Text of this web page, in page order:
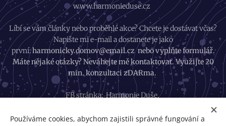
www.harmonieduse.cz
Líbí se vám články nebo proběhlé akce? Chcete je dostávat včas?
Napište mi e-mail a dostanete je jako
první:harmonicky.domov@email.cz nebo vyplňte formulář.
Máte nějaké otázky? Neváhejte mě kontaktovat. Využijte 20
min. konzultaci zDARma.
FB stránka:Harmonie Duše,
Instagram:Harmonický život
Používáme cookies, abychom zajistili správné fungování a